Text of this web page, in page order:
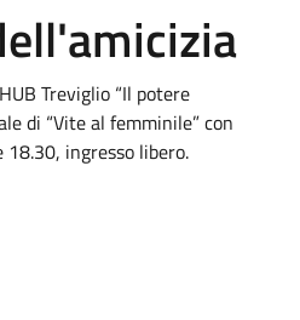
Treviglio “Il potere
di “Vite al femminile” con
ingresso libero.